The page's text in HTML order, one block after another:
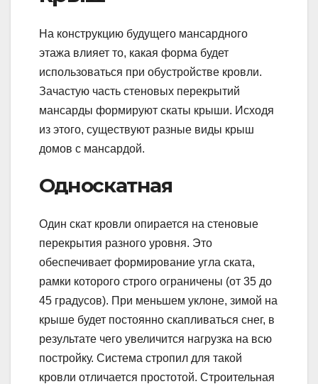
На конструкцию будущего мансардного
этажа влияет то, какая форма будет
использоваться при обустройстве кровли.
Зачастую часть стеновых перекрытий
мансарды формируют скаты крыши. Исходя
из этого, существуют разные виды крыш
домов с мансардой.
Односкатная
Один скат кровли опирается на стеновые
перекрытия разного уровня. Это
обеспечивает формирование угла ската,
рамки которого строго ограничены (от 35 до
45 градусов). При меньшем уклоне, зимой на
крыше будет постоянно скапливаться снег, в
результате чего увеличится нагрузка на всю
постройку. Система стропил для такой
кровли отличается простотой. Строительная